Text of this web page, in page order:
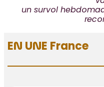
un survol
EN UNE France